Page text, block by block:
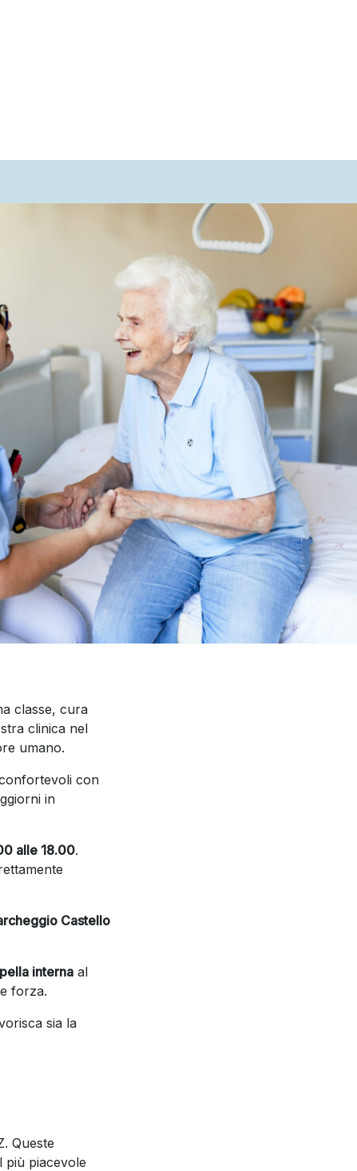
classe, cura
clinica nel
umano.
con
in
alle 18.00.
Castello
interna al
forza.
sia la
Queste
più piacevole